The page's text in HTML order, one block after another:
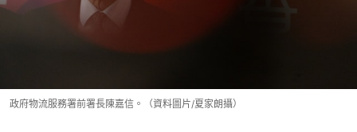
政府物流服務署前署長陳嘉信。（資料圖片/夏家朗攝）